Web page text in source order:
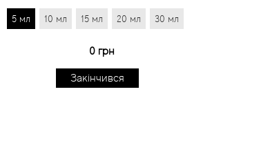
5 мл 10 мл 15 мл 20 мл 30 мл
0 грн
Закінчився